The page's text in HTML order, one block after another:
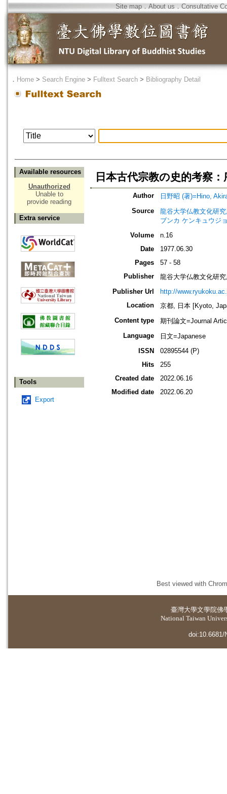
Site map．About us ． Consultative
． Home > Search Engine > Fulltext Search > Bibliography Detail
Available resources
Unauthorized
Unable to
provide reading
Extra service
Tools
Export
日本古代宗教の史的考察：
Author
日野昭 (著)=Hino,
Source
龍谷大学仏教文化研
ブンカ ケンキュウジ
Volume
n.16
Date
1977.06.30
Pages
57 - 58
Publisher
龍谷大学仏教文化研
Publisher Url
http://
Location
京都, 日本 [Kyoto,
Content type
期刊論文=Journal
Language
日文=Japanese
ISSN
02895544 (P)
Hits
255
Created date
2022.06.16
Modified date
2022.06.20
Best viewed with
臺灣大學文學院佛
National Taiwan
doi:10.6681/